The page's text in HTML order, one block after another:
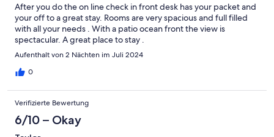
After you do the on line check in front desk has your packet and
your off to a great stay. Rooms are very spacious and full filled
with all your needs . With a patio ocean front the view is
spectacular. A great place to stay .
Aufenthalt von 2 Nächten im Juli 2024
0
Verifizierte Bewertung
6/10 – Okay